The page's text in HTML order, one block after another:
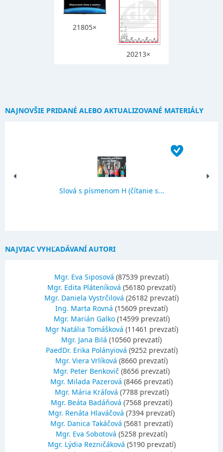
21805×
20213×
NAJNOVŠIE PRIDANÉ ALEBO AKTUALIZOVANÉ MATERIÁLY
Slová s písmenom H (čítanie s...
NAJVIAC VYHĽADÁVANÍ AUTORI
Mgr. Eva Siposová (87539 prevzatí)
Mgr. Edita Pláteníková (56180 prevzatí)
Mgr. Daniela Vystrčilová (26182 prevzatí)
Ing. Marta Rovná (15609 prevzatí)
Mgr. Marián Galko(14599 prevzatí)
Mgr Natália Tomášková (11461 prevzatí)
Mgr. Jana Bilá (10560 prevzatí)
PaedDr. Erika Polányiová (9252 prevzatí)
Mgr. Viera Vrlíková (8660 prevzatí)
Mgr. Peter Benkovič (8656 prevzatí)
Mgr. Milada Pazerová (8466 prevzatí)
Mgr. Mária Kráľová (7788 prevzatí)
Mgr. Beáta Badáňová (7568 prevzatí)
Mgr. Renáta Hlaváčová (7394 prevzatí)
Mgr. Danica Takáčová (5681 prevzatí)
Mgr. Eva Sobotová (5258 prevzatí)
Mgr. Lýdia Rezničáková (5190 prevzatí)